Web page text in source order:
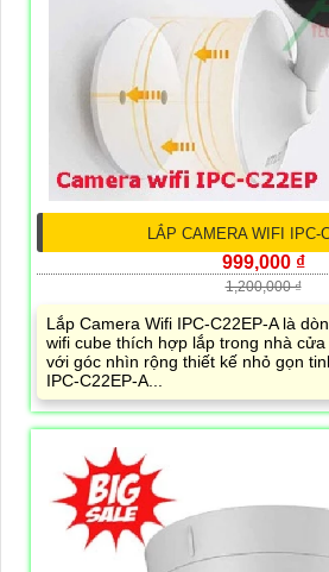
LẮP CAMERA WIFI IPC-
999,000 ₫
1,200,000 ₫
Lắp Camera Wifi IPC-C22EP-A là
wifi cube thích hợp lắp trong nhà cửa
với góc nhìn rộng thiết kế nhỏ gọn
IPC-C22EP-A...